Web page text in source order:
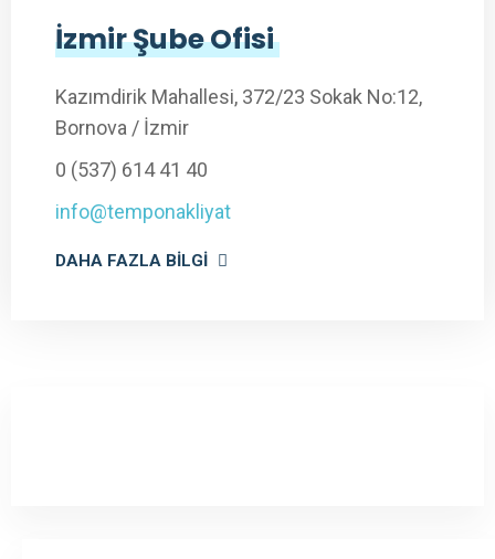
İzmir Şube Ofisi
Kazımdirik Mahallesi, 372/23 Sokak No:12,
Bornova / İzmir
0 (537) 614 41 40
info@temponakliyat
DAHA FAZLA BILGI